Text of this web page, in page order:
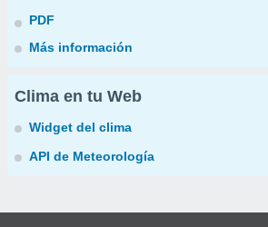
PDF
Más información
Clima en tu Web
Widget del clima
API de Meteorología